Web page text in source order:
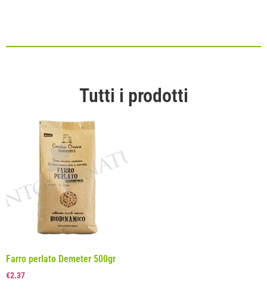
Tutti i prodotti
Farro perlato Demeter 500gr
€2.37